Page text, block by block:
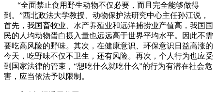
“全面禁止食用野生动物不仅必要，而且完全能够做得
到。”西北政法大学教授、动物保护法研究中心主任孙江说，
首先，我国畜牧业、水产养殖业和远洋捕捞业产值高，我国国
民的人均动物蛋白摄入量也远远高于世界平均水平。因此不需
要吃高风险的野味。其次，在健康意识、环保意识日益高涨的
今天，吃野味不仅不卫生，还有风险。再次，个人行为也应受
到国家法律的管束，“想吃什么就吃什么”的行为有潜在社会危
害，应当依法予以限制。